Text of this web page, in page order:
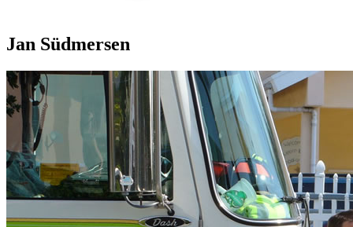
Jan Südmersen